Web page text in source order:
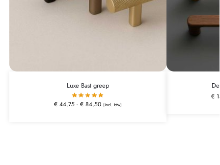
Luxe Bast greep
€44,75 - €84,50 (incl. btw)
€